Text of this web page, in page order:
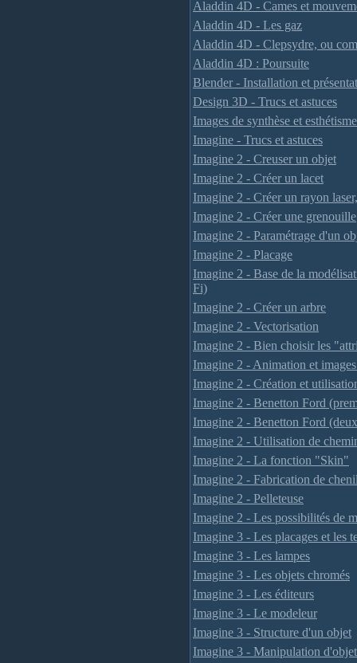
Aladdin 4D - Cames et
Aladdin 4D - Les gaz
Aladdin 4D - Clepsydre, ou
Aladdin 4D : Poursuite
Blender - Installation et
Design 3D - Trucs et astuces
Images de synthèse et esthétisme
Imagine - Trucs et astuces
Imagine 2 - Creuser un objet
Imagine 2 - Créer un lacet
Imagine 2 - Créer un rayon
Imagine 2 - Créer une grenouille
Imagine 2 - Paramétrage d'un
Imagine 2 - Placage
Imagine 2 - Base de la
Fi)
Imagine 2 - Créer un arbre
Imagine 2 - Vectorisation
Imagine 2 - Bien choisir les
Imagine 2 - Animation et
Imagine 2 - Création et
Imagine 2 - Benetton Ford
Imagine 2 - Benetton Ford
Imagine 2 - Utilisation de
Imagine 2 - La fonction "Skin"
Imagine 2 - Fabrication de
Imagine 2 - Pelleteuse
Imagine 2 - Les possibilités de
Imagine 3 - Les placages et les
Imagine 3 - Les lampes
Imagine 3 - Les objets chromés
Imagine 3 - Les éditeurs
Imagine 3 - Le modeleur
Imagine 3 - Structure d'un objet
Imagine 3 - Manipulation d'objet